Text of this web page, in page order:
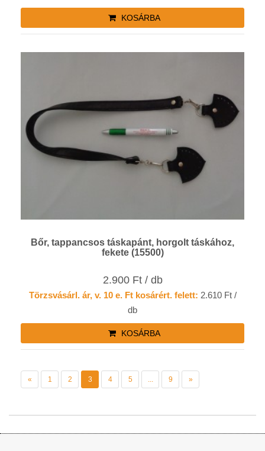
KOSÁRBA
Bőr, tappancsos táskapánt, horgolt táskához,
fekete (15500)
2.900 Ft / db
Törzsvásárl. ár, v. 10 e. Ft kosárért. felett: 2.610 Ft /
db
KOSÁRBA
« 1 2 3 4 5 ... 9 »